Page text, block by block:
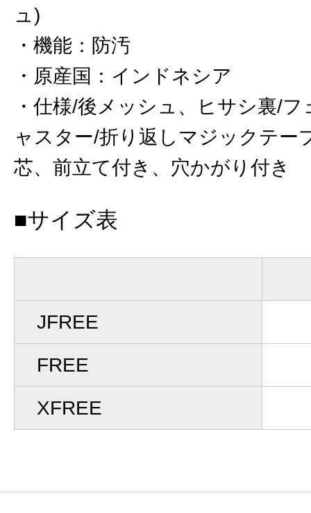
ュ)
機能 ： 防汚
原産国 ： インドネシア
仕様/後メッシュ、ヒサシ裏/
ャスター/折り返しマジックテー
芯、前立て付き、穴かがり付き
■サイズ表
JFREE
FREE
XFREE